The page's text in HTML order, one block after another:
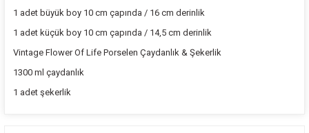
1 adet büyük boy 10 cm çapında / 16 cm derinlik
1 adet küçük boy 10 cm çapında / 14,5 cm derinlik
Vintage Flower Of Life Porselen Çaydanlık & Şekerlik
1300 ml çaydanlık
1 adet şekerlik